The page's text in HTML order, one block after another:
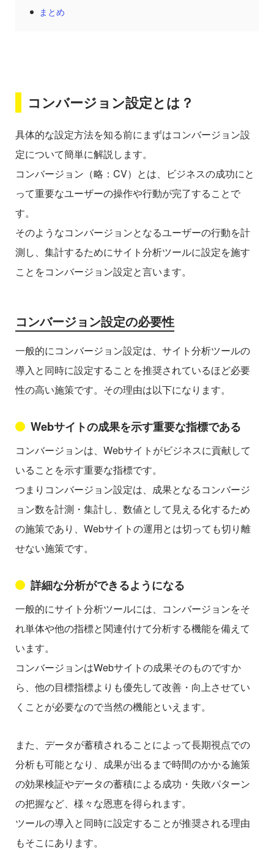
まとめ
コンバージョン設定とは？
具体的な設定方法を知る前にまずはコンバージョン設
定について簡単に解説します。
コンバージョン（略：CV）とは、ビジネスの成功にと
って重要なユーザーの操作や行動が完了することで
す。
そのようなコンバージョンとなるユーザーの行動を計
測し、集計するためにサイト分析ツールに設定を施す
ことをコンバージョン設定と言います。
コンバージョン設定の必要性
一般的にコンバージョン設定は、サイト分析ツールの
導入と同時に設定することを推奨されているほど必要
性の高い施策です。その理由は以下になります。
Webサイトの成果を示す重要な指標である
コンバージョンは、Webサイトがビジネスに貢献して
いることを示す重要な指標です。
つまりコンバージョン設定は、成果となるコンバージ
ョン数を計測・集計し、数値として見える化するため
の施策であり、Webサイトの運用とは切っても切り離
せない施策です。
詳細な分析ができるようになる
一般的にサイト分析ツールには、コンバージョンをそ
れ単体や他の指標と関連付けて分析する機能を備えて
います。
コンバージョンはWebサイトの成果そのものですか
ら、他の目標指標よりも優先して改善・向上させてい
くことが必要なので当然の機能といえます。
また、データが蓄積されることによって長期視点での
分析も可能となり、成果が出るまで時間のかかる施策
の効果検証やデータの蓄積による成功・失敗パターン
の把握など、様々な恩恵を得られます。
ツールの導入と同時に設定することが推奨される理由
もそこにあります。